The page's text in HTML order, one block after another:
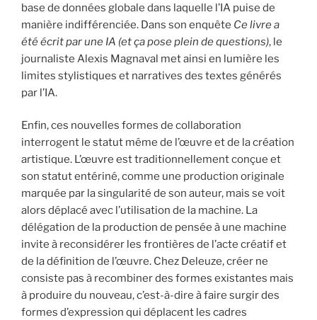
base de données globale dans laquelle l’IA puise de
manière indifférenciée. Dans son enquête Ce livre a
été écrit par une IA (et ça pose plein de questions), le
journaliste Alexis Magnaval met ainsi en lumière les
limites stylistiques et narratives des textes générés
par l’IA.
Enfin, ces nouvelles formes de collaboration
interrogent le statut même de l’œuvre et de la création
artistique. L’œuvre est traditionnellement conçue et
son statut entériné, comme une production originale
marquée par la singularité de son auteur, mais se voit
alors déplacé avec l’utilisation de la machine. La
délégation de la production de pensée à une machine
invite à reconsidérer les frontières de l’acte créatif et
de la définition de l’œuvre. Chez Deleuze, créer ne
consiste pas à recombiner des formes existantes mais
à produire du nouveau, c’est-à-dire à faire surgir des
formes d’expression qui déplacent les cadres